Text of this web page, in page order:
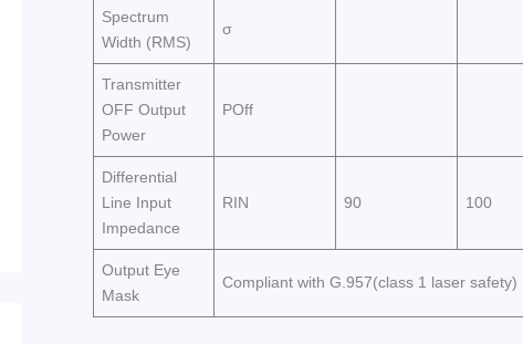
Spectrum
Width (RMS)
σ
Transmitter
OFF Output
Power
POff
Differential
Line Input
Impedance
RIN 90 100
Output Eye
Mask
Compliant with G.957(class 1 laser safety)